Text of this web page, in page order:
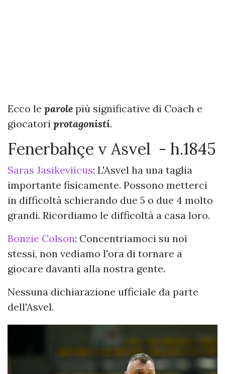
Ecco le parole più significative di Coach e
giocatori protagonisti.
Fenerbahçe v Asvel - h.1845
Saras Jasikeviicus: L'Asvel ha una taglia
importante fisicamente. Possono metterci
in difficoltà schierando due 5 o due 4 molto
grandi. Ricordiamo le difficoltà a casa loro.
Bonzie Colson: Concentriamoci su noi
stessi, non vediamo l'ora di tornare a
giocare davanti alla nostra gente.
Nessuna dichiarazione ufficiale da parte
dell'Asvel.